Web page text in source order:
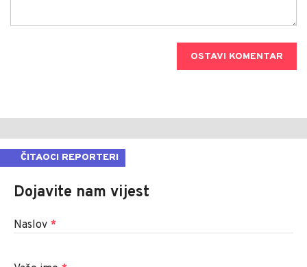
OSTAVI KOMENTAR
ČITAOCI REPORTERI
Dojavite nam vijest
Naslov *